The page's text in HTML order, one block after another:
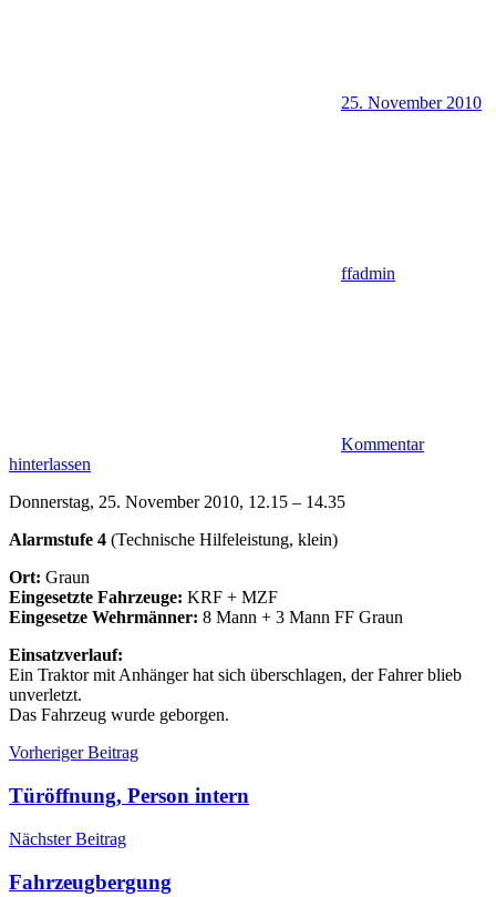
25. November 2010
ffadmin
Kommentar
hinterlassen
Donnerstag, 25. November 2010, 12.15 – 14.35
Alarmstufe 4 (Technische Hilfeleistung, klein)
Ort: Graun
Eingesetzte Fahrzeuge: KRF + MZF
Eingesetze Wehrmänner: 8 Mann + 3 Mann FF Graun
Einsatzverlauf:
Ein Traktor mit Anhänger hat sich überschlagen, der Fahrer blieb
unverletzt.
Das Fahrzeug wurde geborgen.
Einsätze
EinsatzGraunTraktorbergung
Beitragsnavigation
Vorheriger Beitrag
Türöffnung, Person intern
Nächster Beitrag
Fahrzeugbergung